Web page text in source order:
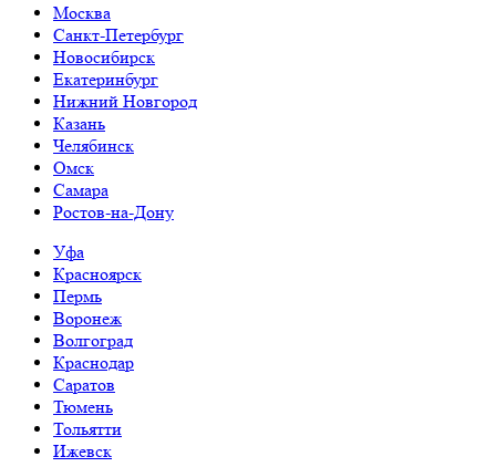
Москва
Санкт-Петербург
Новосибирск
Екатеринбург
Нижний Новгород
Казань
Челябинск
Омск
Самара
Ростов-на-Дону
Уфа
Красноярск
Пермь
Воронеж
Волгоград
Краснодар
Саратов
Тюмень
Тольятти
Ижевск